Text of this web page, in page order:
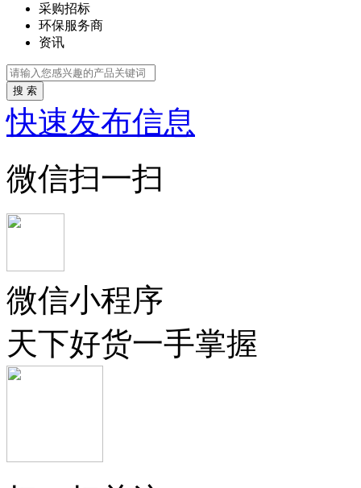
采购招标
环保服务商
资讯
搜 索
快速发布信息
微信扫一扫
微信小程序
天下好货一手掌握